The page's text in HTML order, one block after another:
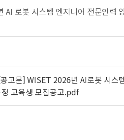
AI 로봇 시스템 엔지니어 전문인력
고문] WISET 2026년 AI로봇 시스
교육생 모집공고.pdf